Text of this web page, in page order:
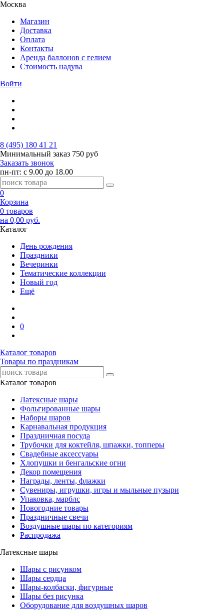
Москва
Магазин
Доставка
Оплата
Контакты
Аренда баллонов с гелием
Стоимость надува
Войти
8 (495) 180 41 21
Минимальный заказ 750 руб
Заказать звонок
пн-пт: с 9.00 до 18.00
0
Корзина
0 товаров
на 0,00 руб.
Каталог
День рождения
Праздники
Вечеринки
Тематические коллекции
Новый год
Ещё
0
Каталог товаров
Товары по праздникам
Каталог товаров
Латексные шары
Фольгированные шары
Наборы шаров
Карнавальная продукция
Праздничная посуда
Трубочки для коктейля, шпажки, топперы
Свадебные аксессуары
Хлопушки и бенгальские огни
Декор помещения
Награды, ленты, флажки
Сувениры, игрушки, игры и мыльные пузыри
Упаковка, марблс
Новогодние товары
Праздничные свечи
Воздушные шары по категориям
Распродажа
Латексные шары
Шары с рисунком
Шары сердца
Шары-колбаски, фигурные
Шары без рисунка
Оборудование для воздушных шаров